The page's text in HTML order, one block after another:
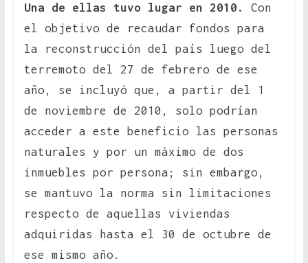
Una de ellas tuvo lugar en 2010.
Con
el objetivo de recaudar fondos para
la reconstrucción del país luego del
terremoto del 27 de febrero de ese
año, se incluyó que, a partir del 1
de noviembre de 2010, solo podrían
acceder a este beneficio las personas
naturales y por un máximo de dos
inmuebles por persona; sin embargo,
se mantuvo la norma sin limitaciones
respecto de aquellas viviendas
adquiridas hasta el 30 de octubre de
ese mismo año.